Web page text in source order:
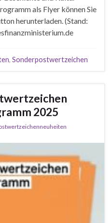
als Flyer können Sie
herunterladen. (Stand:
, Sonderpostwertzeichen
2025